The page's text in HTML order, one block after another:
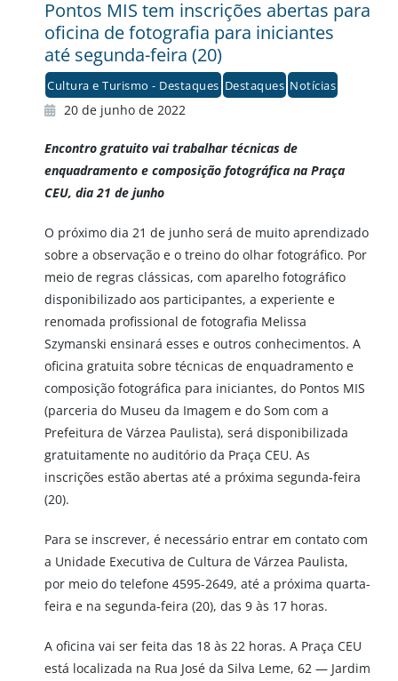
Pontos MIS tem inscrições abertas para
oficina de fotografia para iniciantes
até segunda-feira (20)
Cultura e Turismo - Destaques Destaques Notícias
20 de junho de 2022
Encontro gratuito vai trabalhar técnicas de
enquadramento e composição fotográfica na Praça
CEU, dia 21 de junho
O próximo dia 21 de junho será de muito aprendizado
sobre a observação e o treino do olhar fotográfico. Por
meio de regras clássicas, com aparelho fotográfico
disponibilizado aos participantes, a experiente e
renomada profissional de fotografia Melissa
Szymanski ensinará esses e outros conhecimentos. A
oficina gratuita sobre técnicas de enquadramento e
composição fotográfica para iniciantes, do Pontos MIS
(parceria do Museu da Imagem e do Som com a
Prefeitura de Várzea Paulista), será disponibilizada
gratuitamente no auditório da Praça CEU. As
inscrições estão abertas até a próxima segunda-feira
(20).
Para se inscrever, é necessário entrar em contato com
a Unidade Executiva de Cultura de Várzea Paulista,
por meio do telefone 4595-2649, até a próxima quarta-
feira e na segunda-feira (20), das 9 às 17 horas.
A oficina vai ser feita das 18 às 22 horas. A Praça CEU
está localizada na Rua José da Silva Leme, 62 — Jardim